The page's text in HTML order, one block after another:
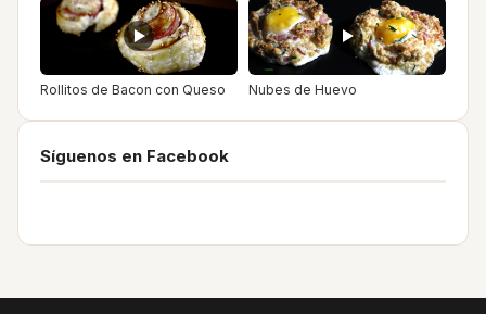
Rollitos de Bacon con Queso Nubes de Huevo
Síguenos en Facebook